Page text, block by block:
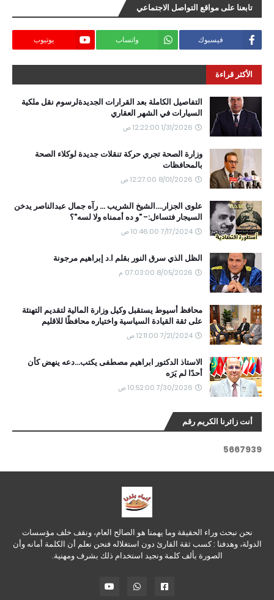
تابعنا على مواقع التواصل الاجتماعي
فيسبوك واتساب يوتيوب
الأكثر قراءة
التفاصيل الكاملة بعد القرارات الجديدةلرسوم نقل ملكية
السيارات في الشهر العقاري
1/31/2026 12:22:00 ص
وزارة الصحة تجري حركة تنقلات جديدة لوكلاء الصحة
بالمحافظات
8/01/2026 12:27:00 ص
علوى الجزار....الشيخ الشريب ... رآه جمال عبدالناصر يدخن
السيجار فتساءل:- "و ده أممناه ولا لسه"؟
7/17/2024 10:46:00 ص
الظل الذي سرق النور بقلم ا.د إبراهيم مرجونة
8/05/2026 07:03:00 م
محافظ أسيوط يستقبل وكيل وزارة المالية لتقديم التهنئة
على ثقة القيادة السياسية واختياره محافظًا للاقليم
7/21/2024 12:11:00 ص
الاستاذ الدكتور ابراهيم مصطفى يكتب...دعه ينهض كأن
أحدًا لم يَرَه
7/30/2026 10:52:00 ص
أنت زائرنا الكريم رقم
5667939
نحن نبحث وراء الحقيقة وما يهمنا هو الصالح العام، ونقف خلف مؤسسات
الدولة، وهدفنا : كسب ثقة القارئ دون استغلاله فنحن نعلم أن الكلمة أمانه وأن
الصورة بألف كلمة ونجيد استخدام ذلك بشرف ومهنية.